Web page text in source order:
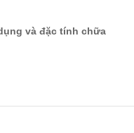
và đặc tính chữa